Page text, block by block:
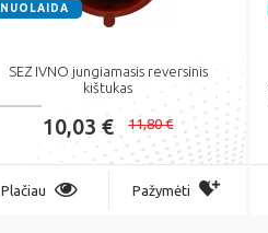
NUOLAIDA
SEZ IVNO jungiamasis reversinis
kištukas
10,03 € 11,80 €
Plačiau Pažymėti